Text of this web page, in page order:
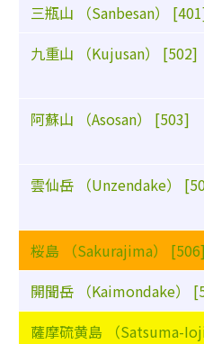
三瓶山 （Sanbesan）
九重山 （Kujusan） [502]
阿蘇山 （Asosan） [503]
雲仙岳 （Unzendake）
桜島 （Sakurajima） [506]
開聞岳 （Kaimondake）
薩摩硫黄島 （Satsuma-